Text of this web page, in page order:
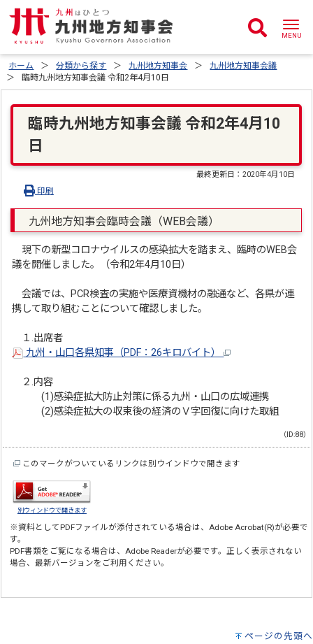
ホーム 分類から探す 九州地方知事会
九州地方知事会議
臨時九州地方知事会議 令和2年4月10日
臨時九州地方知事会議 令和2年4月10
日
最終更新日：2020年4月10日
印刷
九州地方知事会臨時会議（WEB会議）
現下の新型コロナウイルスの感染拡大を踏まえ、臨時のWEB会
議を開催しました。（令和2年4月10日）
会議では、PCR検査の実施や医療資機材の融通など、各県が連
携して取り組むことについて確認しました。
１.出席者
九州・山口各県知事（PDF：26キロバイト）
２.内容
(1)感染症拡大防止対策に係る九州・山口の広域連携
(2)感染症拡大の収束後の経済のＶ字回復に向けた取組
（ID:88）
このマークがついているリンクは別ウインドウで開きます
別ウィンドウで開きます
※資料としてPDFファイルが添付されている場合は、Adobe Acrobat(R)が必要で
す。
PDF書類をご覧になる場合は、Adobe Readerが必要です。正しく表示されない
場合、最新バージョンをご利用ください。
ページの先頭へ